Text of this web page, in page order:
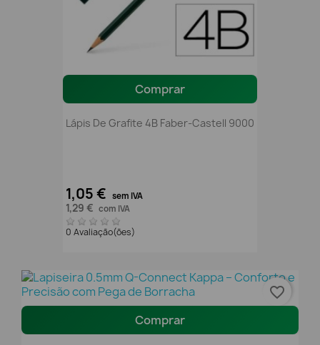
Comprar
Lápis De Grafite 4B Faber-Castell 9000
1,05 € sem IVA
1,29 € com IVA
0 Avaliação(ões)
Comprar
favorite_border